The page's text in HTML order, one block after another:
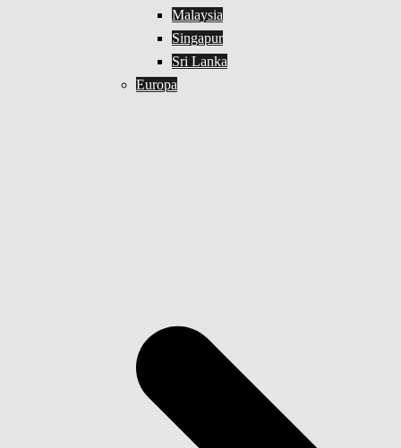
Malaysia
Singapur
Sri Lanka
Europa